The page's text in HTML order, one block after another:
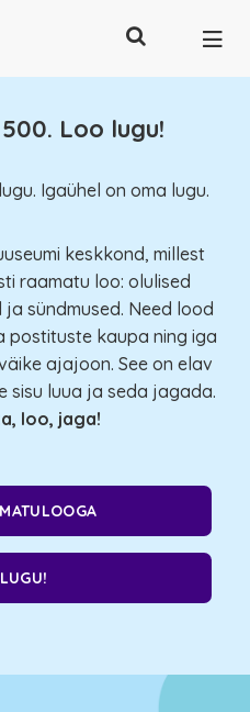
Põhinavigatsioon
Otsing
Loo lugu!
Igaühel on oma lugu.
keskkond, millest
raamatu loo: olulised
sündmused. Need lood
postituste kaupa ning iga
ajajoon. See on elav
sisu luua ja seda jagada.
loo, jaga!